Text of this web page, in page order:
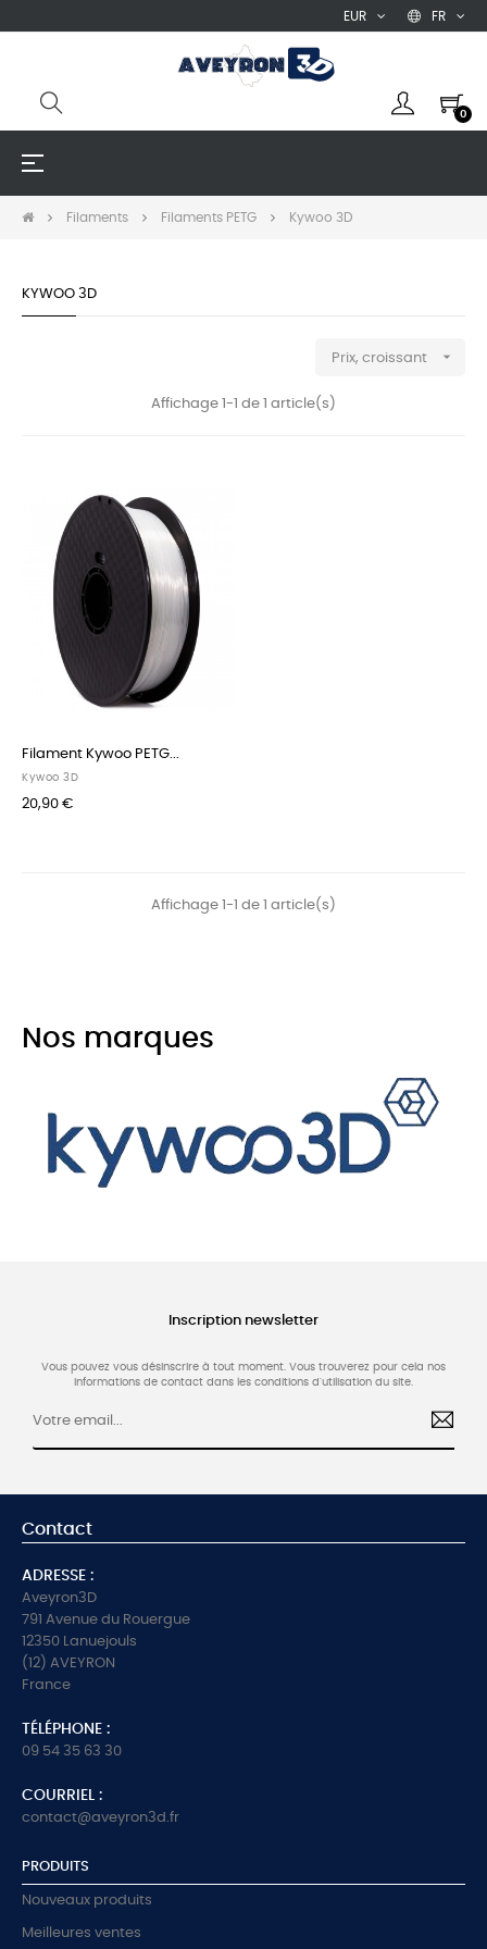
FR
EUR
0
Basculer
☰
Filaments Filaments PETG Kywoo 3D
KYWOO 3D
Prix, croissant 
Affichage 1-1 de 1 article(s)
Filament Kywoo PETG...
Kywoo 3D
20,90 €
Affichage 1-1 de 1 article(s)
Nos marques
Inscription newsletter
Vous pouvez vous désinscrire à tout moment. Vous trouverez pour cela nos
informations de contact dans les conditions d'utilisation du site.
Contact
ADRESSE :
Aveyron3D
791 Avenue du Rouergue
12350 Lanuejouls
(12) AVEYRON
France
TÉLÉPHONE :
09 54 35 63 30
COURRIEL :
contact@aveyron3d.fr
PRODUITS
Nouveaux produits
Meilleures ventes